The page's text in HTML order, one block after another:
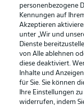
Rechtliche
Datenschutz
Kontakt
Impressum
personenbezogene
Kennungen auf
Akzeptieren
unter „Wir und
Dienste
von Alle ablehnen
diese deaktiviert.
Inhalte und
für Sie. Sie können
Ihre Einstellungen
widerrufen, indem